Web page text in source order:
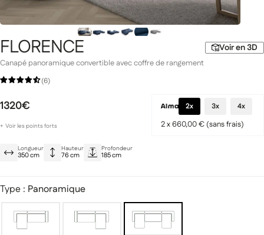
Gamme Signature
FLORENCE Voir en 3D
Canapé panoramique convertible avec coffre de rangement
(6)
1320€ 2x 3x 4x
2 x 660,00 € (sans frais)
+ Voir les points forts
Convertible en lit avec coffre intégré
Look chic et moderne
Longueur
350 cm
Hauteur
76 cm
Profondeur
185 cm
Type : Panoramique